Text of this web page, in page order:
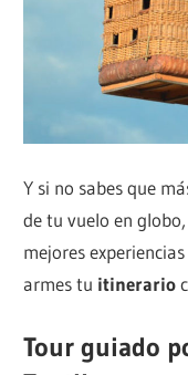
Y si no sabes que
de tu vuelo en
mejores
armes tu itinerario
Tour guiado